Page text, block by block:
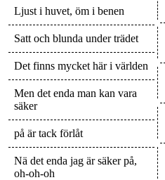
Ljust i huvet, öm i benen
Satt och blunda under trädet
Det finns mycket här i världen
Men det enda man kan vara
säker
på är tack förlåt
Nä det enda jag är säker på,
oh-oh-oh